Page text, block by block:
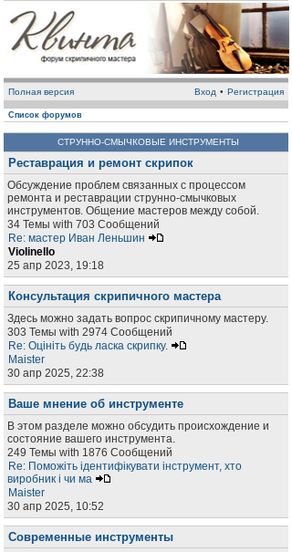
Полная версия Вход • Регистрация
Список форумов
СТРУННО-СМЫЧКОВЫЕ ИНСТРУМЕНТЫ
Реставрация и ремонт скрипок
Обсуждение проблем связанных с процессом
ремонта и реставрации струнно-смычковых
инструментов. Общение мастеров между собой.
34 Темы with 703 Сообщений
Re: мастер Иван Леньшин
Violinello
25 апр 2023, 19:18
Консультация скрипичного мастера
Здесь можно задать вопрос скрипичному мастеру.
303 Темы with 2974 Сообщений
Re: Оцініть будь ласка скрипку.
Maister
30 апр 2025, 22:38
Ваше мнение об инструменте
В этом разделе можно обсудить происхождение и
состояние вашего инструмента.
249 Темы with 1876 Сообщений
Re: Поможіть ідентифікувати інструмент, хто
виробник і чи ма
Maister
30 апр 2025, 10:52
Современные инструменты